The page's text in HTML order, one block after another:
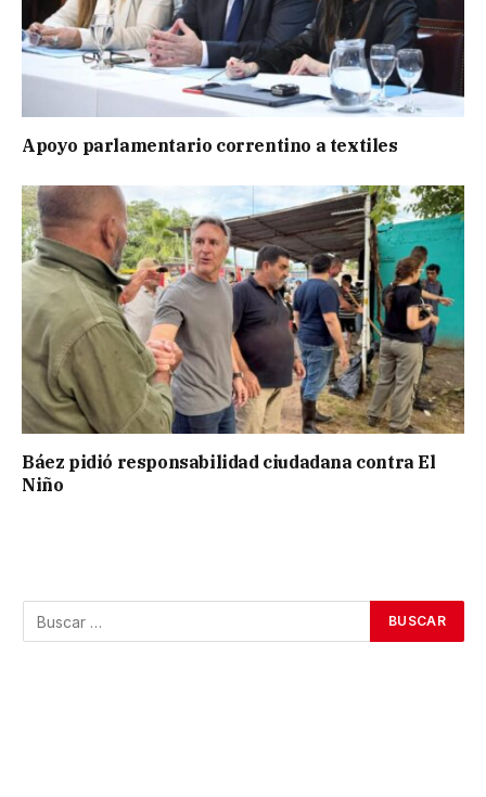
Apoyo parlamentario correntino a textiles
Báez pidió responsabilidad ciudadana contra El
Niño